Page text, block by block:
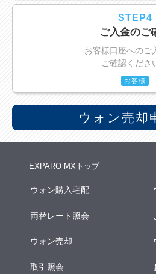
STEP4
ご入金のご
お客様口座へのご
ご確認くださ
お客様
ウォン売却
EXPARO MXトップ
ウォン購入宅配
両替レート照会
ウォン売却
取引照会